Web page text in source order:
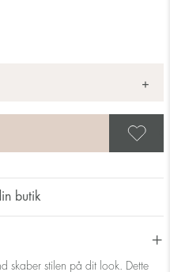
+
butik
skaber stilen på dit look. Dette